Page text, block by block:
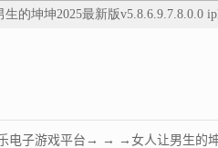
的坤坤2025最新版v5.8.6.9.7.8.0.0
电子游戏平台 → → →女人让男生的坤